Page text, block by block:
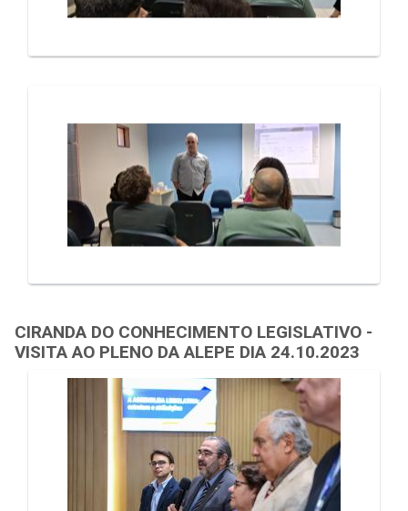
CIRANDA DO CONHECIMENTO LEGISLATIVO -
VISITA AO PLENO DA ALEPE DIA 24.10.2023
Galeria de Mídias